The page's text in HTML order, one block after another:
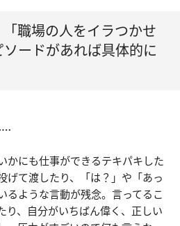
職場の人をイラつかせ
ードがあれば具体的に
かにも仕事ができるテキパキした
げて渡したり、「は？」や「あっ
るような言動が残念。言ってるこ
り、自分がいちばん偉く、正しい